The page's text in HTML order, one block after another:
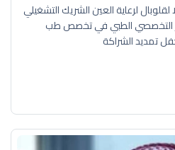
لرعاية العين الشريك التشغيلي
التخصصي الطبي في تخصص طب
تمديد الشراكة